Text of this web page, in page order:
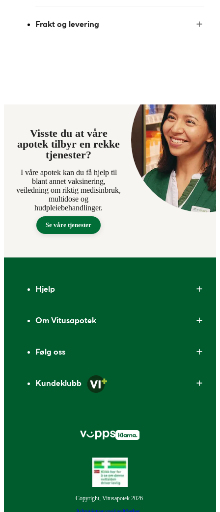
Frakt og levering
Visste du at våre
apotek tilbyr en rekke
tjenester?
I våre apotek kan du få hjelp til
blant annet vaksinering,
veiledning om riktig medisinbruk,
multidose og
hudpleiebehandlinger.
Se våre tjenester
Hjelp
Om Vitusapotek
Følg oss
Kundeklubb
Copyright, Vitusapotek 2026.